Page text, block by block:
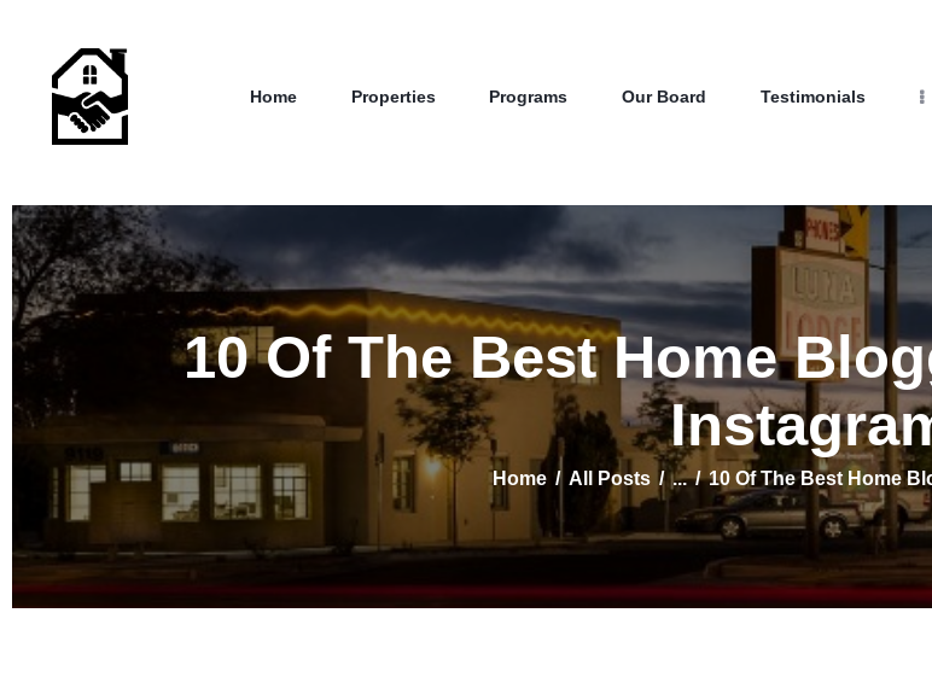
Home Properties Programs Our Board Testimonials
10 Of The Best Home
Home All Posts ... 10 Of The Best Home
NEW LIFE HOMES
Programs